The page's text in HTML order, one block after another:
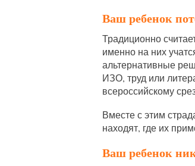
Ваш ребенок
Традиционно
именно на них
альтернативные
ИЗО, труд или
всероссийскому
Вместе с этим
находят, где их
Ваш ребенок